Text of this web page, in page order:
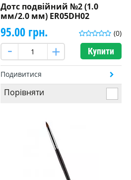
Дотс подвійний №2 (1.0
мм/2.0 мм) ER05DH02
(0)
95.00 грн.
Купити
Подивитися
Порівняти